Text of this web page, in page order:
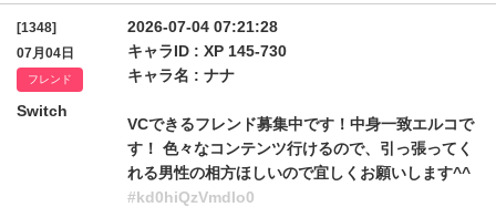
[1348]
07月04日
フレンド
Switch
2026-07-04 07:21:28
キャラID : XP 145-730
キャラ名 : ナナ
VCできるフレンド募集中です！中身一致エルコで
す！ 色々なコンテンツ行けるので、引っ張ってく
れる男性の相方ほしいので宜しくお願いします^^
#kd0hiQzVmdlo0